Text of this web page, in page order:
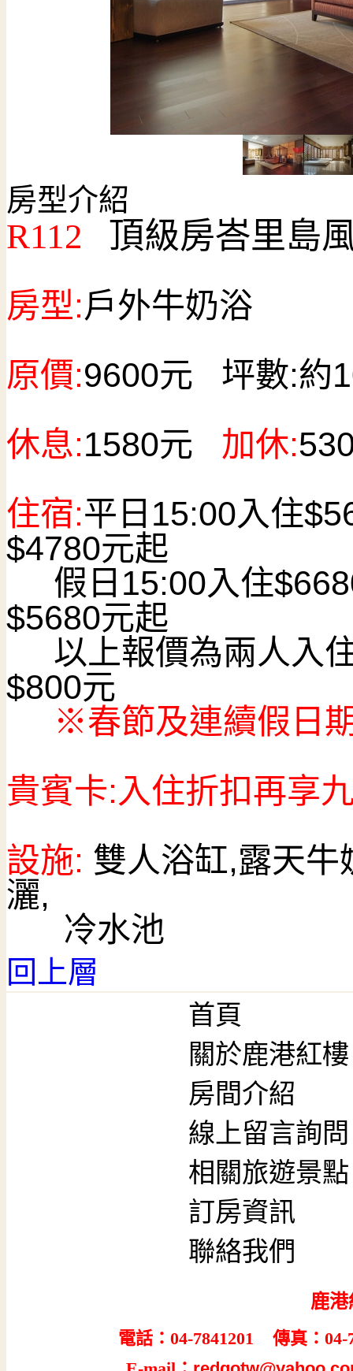
房型介紹
R112 頂級房峇里島
房型:戶外牛奶浴
原價:9600元 坪數:約
休息:1580元 加休:
住宿:平日15:00入住
$4780元起
假日15:00入住
$5680元起
以上報價為兩人入
$800元
※春節及連續假日
貴賓卡:入住折扣再享
設施: 雙人浴缸,露天牛
灑,
冷水池
回上層
首頁
關於鹿港紅樓
房間介紹
線上留言詢問
相關旅遊景點
訂房資訊
聯絡我們
鹿
電話：04-7841201 傳真：04-